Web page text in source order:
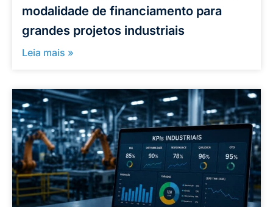
modalidade de financiamento para
grandes projetos industriais
Leia mais »